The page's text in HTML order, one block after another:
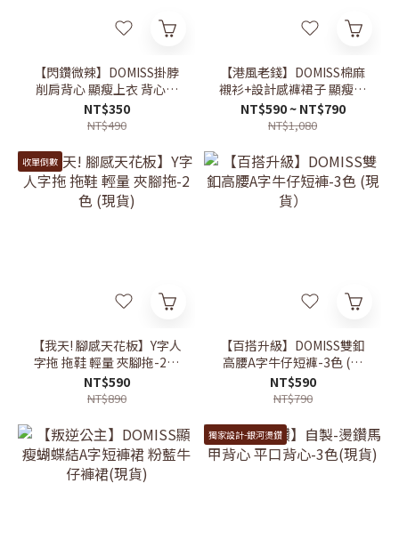
【閃鑽微辣】DOMISS掛脖
削肩背心 顯瘦上衣 背心-4
色 (現貨)
NT$350
NT$490
【港風老錢】DOMISS棉麻
襯衫+設計感褲裙子 顯瘦套
裝 白襯衫 高級感穿搭 氣質
(現+預)
NT$590 ~ NT$790
NT$1,080
收單倒數
【我天! 腳感天花板】Y字人
字拖 拖鞋 輕量 夾腳拖-2色
(現貨)
NT$590
NT$890
【百搭升級】DOMISS雙釦
高腰A字牛仔短褲-3色 (現
貨）
NT$590
NT$790
獨家設計-銀河燙鑽